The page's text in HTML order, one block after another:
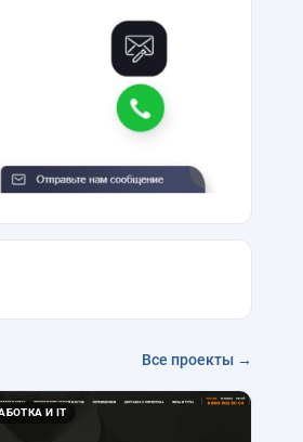
Все проекты →
И IT